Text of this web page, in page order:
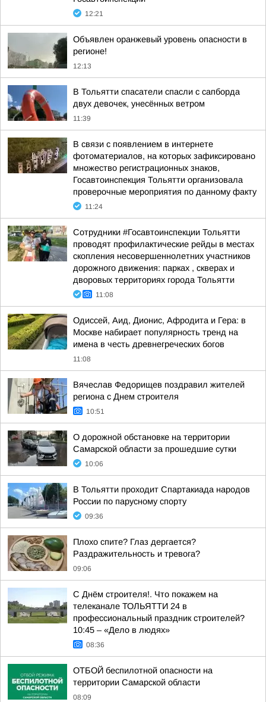
12:21
Объявлен оранжевый уровень опасности в
регионе!
12:13
В Тольятти спасатели спасли с сапборда
двух девочек, унесённых ветром
11:39
В связи с появлением в интернете
фотоматериалов, на которых зафиксировано
множество регистрационных знаков,
Госавтоинспекция Тольятти организовала
проверочные мероприятия по данному факту
11:24
Сотрудники #Госавтоинспекции Тольятти
проводят профилактические рейды в местах
скопления несовершеннолетних участников
дорожного движения: парках , скверах и
дворовых территориях города Тольятти
11:08
Одиссей, Аид, Дионис, Афродита и Гера: в
Москве набирает популярность тренд на
имена в честь древнегреческих богов
11:08
Вячеслав Федорищев поздравил жителей
региона с Днем строителя
10:51
О дорожной обстановке на территории
Самарской области за прошедшие сутки
10:06
В Тольятти проходит Спартакиада народов
России по парусному спорту
09:36
Плохо спите? Глаз дергается?
Раздражительность и тревога?
09:06
С Днём строителя!. Что покажем на
телеканале ТОЛЬЯТТИ 24 в
профессиональный праздник строителей?
10:45 – «Дело в людях»
08:36
ОТБОЙ беспилотной опасности на
территории Самарской области
08:09